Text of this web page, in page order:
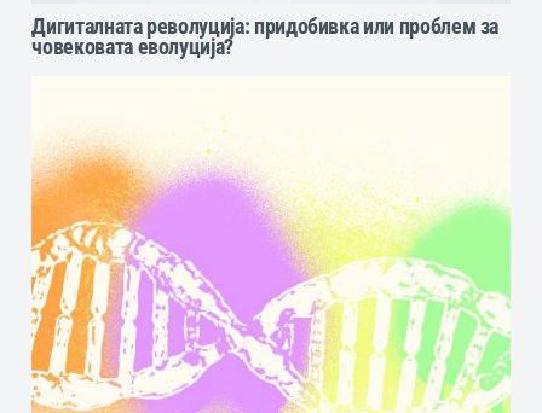
Дигиталната револуција: придобивка или проблем за
човековата еволуција?